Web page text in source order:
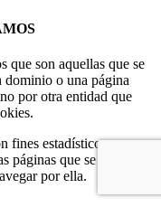
que son aquellas que se
dominio o una página
por otra entidad que
fines estadísticos
páginas que se
por ella.